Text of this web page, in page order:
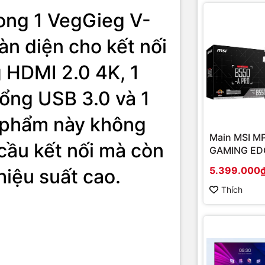
1 VegGieg V-
diện cho kết nối
2.0 4K, 1
USB 3.0 và 1
này không
kết nối mà còn
suất cao.
Main MSI
GAMING
Socket AM4/
onboard)
Thích